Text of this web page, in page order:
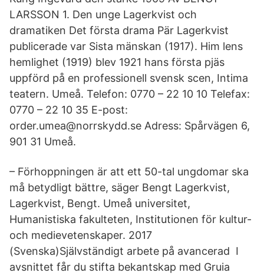
LARSSON 1. Den unge Lagerkvist och
dramatiken Det första drama Pär Lagerkvist
publicerade var Sista mänskan (1917). Him­ lens
hemlighet (1919) blev 1921 hans första pjäs
uppförd på en professionell svensk scen, Intima
teatern. Umeå. Telefon: 0770 – 22 10 10 Telefax:
0770 – 22 10 35 E-post:
order.umea@norrskydd.se Adress: Spårvägen 6,
901 31 Umeå.
– Förhoppningen är att ett 50-tal ungdomar ska
må betydligt bättre, säger Bengt Lagerkvist,
Lagerkvist, Bengt. Umeå universitet,
Humanistiska fakulteten, Institutionen för kultur-
och medievetenskaper. 2017
(Svenska)Självständigt arbete på avancerad I
avsnittet får du stifta bekantskap med Gruia